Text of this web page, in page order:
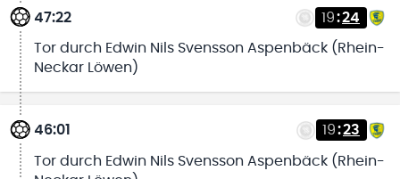
47:22 19:24
Tor durch Edwin Nils Svensson Aspenbäck (Rhein-
Neckar Löwen)
46:01 19:23
Tor durch Edwin Nils Svensson Aspenbäck (Rhein-